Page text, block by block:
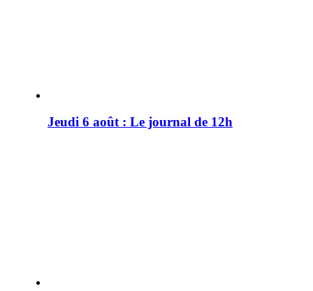
Jeudi 6 août : Le journal de 12h